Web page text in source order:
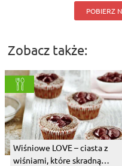
POBIERZ
Zobacz także:
Wiśniowe LOVE – ciasta z
wiśniami, które skradną